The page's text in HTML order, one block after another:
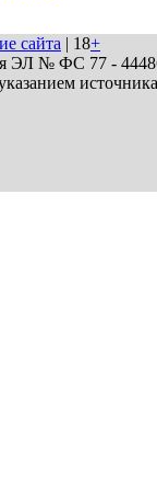
сайта | 18+
№ ФС 77 - 44486